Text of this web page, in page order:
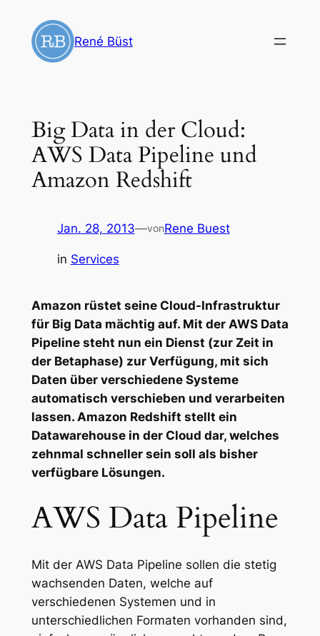
Inhalt
springen
René Büst
Big Data in der Cloud:
AWS Data Pipeline und
Amazon Redshift
Jan. 28, 2013—vonRene Buest
in Services
Amazon rüstet seine Cloud-Infrastruktur
für Big Data mächtig auf. Mit der AWS Data
Pipeline steht nun ein Dienst (zur Zeit in
der Betaphase) zur Verfügung, mit sich
Daten über verschiedene Systeme
automatisch verschieben und verarbeiten
lassen. Amazon Redshift stellt ein
Datawarehouse in der Cloud dar, welches
zehnmal schneller sein soll als bisher
verfügbare Lösungen.
AWS Data Pipeline
Mit der AWS Data Pipeline sollen die stetig
wachsenden Daten, welche auf
verschiedenen Systemen und in
unterschiedlichen Formaten vorhanden sind,